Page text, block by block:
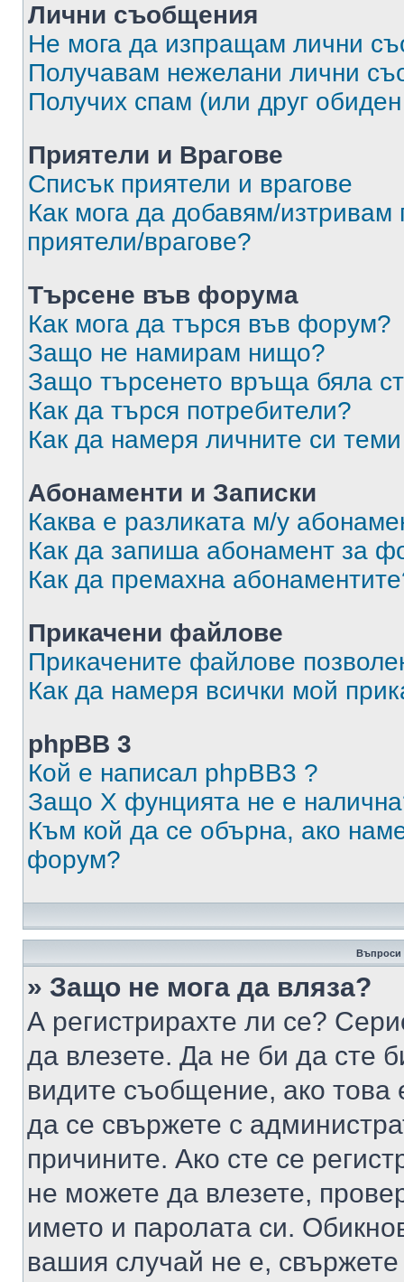
Лични съобщения
Не мога да изпращам лични
Получавам нежелани лични
Получих спам (или друг
Приятели и Врагове
Списък приятели и врагове
Как мога да добавям/изтривам
приятели/врагове?
Търсене във форума
Как мога да търся във форум?
Защо не намирам нищо?
Защо търсенето връща бяла
Как да търся потребители?
Как да намеря личните си
Абонаменти и Записки
Каква е разликата м/у
Как да запиша абонамент за
Как да премахна
Прикачени файлове
Прикачените файлове
Как да намеря всички мой
phpBB 3
Кой е написал phpBB3 ?
Защо X фунцията не е
Към кой да се обърна, ако
форум?
Въпроси
» Защо не мога да вляза?
А регистрирахте ли се?
да влезете. Да не би да сте
видите съобщение, ако това
да се свържете с
причините. Ако сте се
не можете да влезете,
името и паролата си.
вашия случай не е,